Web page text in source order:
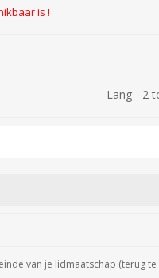
Lang - 2
van je lidmaatschap (terug te